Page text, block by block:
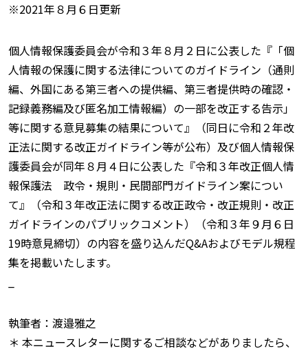
※2021年８月６日更新
個人情報保護委員会が令和３年８月２日に公表した『「個
人情報の保護に関する法律についてのガイドライン（通則
編、外国にある第三者への提供編、第三者提供時の確認・
記録義務編及び匿名加工情報編）の一部を改正する告示」
等に関する意見募集の結果について』（同日に令和２年改
正法に関する改正ガイドライン等が公布）及び個人情報保
護委員会が同年８月４日に公表した『令和３年改正個人情
報保護法 政令・規則・民間部門ガイドライン案につい
て』（令和３年改正法に関する改正政令・改正規則・改正
ガイドラインのパブリックコメント）（令和３年９月６日
19時意見締切）の内容を盛り込んだQ&Aおよびモデル規程
集を掲載いたします。
執筆者：渡邉雅之
＊ 本ニュースレターに関するご相談などがありましたら、